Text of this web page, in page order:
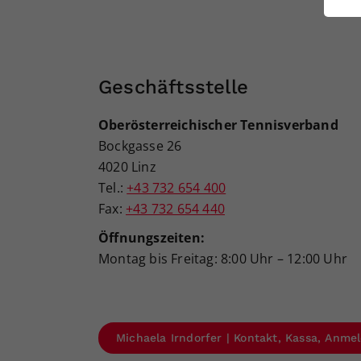
Geschäftsstelle
Oberösterreichischer Tennisverband
Bockgasse 26
4020 Linz
Tel.: +43 732 654 400
Fax: +43 732 654 440
Öffnungszeiten:
Montag bis Freitag: 8:00 Uhr – 12:00 Uhr
Michaela Irndorfer | Kontakt, Kassa,